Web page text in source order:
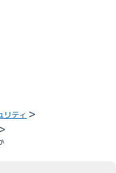
リティ